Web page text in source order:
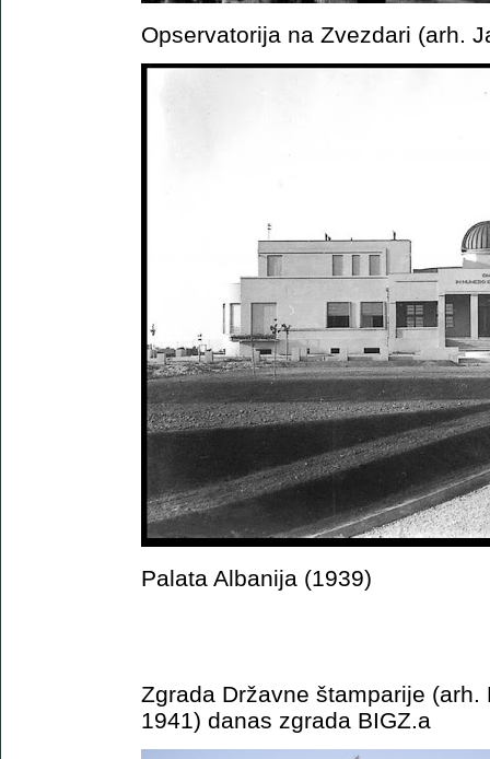
Opservatorija na Zvezdari (arh.
Palata Albanija (1939)
Zgrada Državne štamparije
1941) danas zgrada BIGZ.a